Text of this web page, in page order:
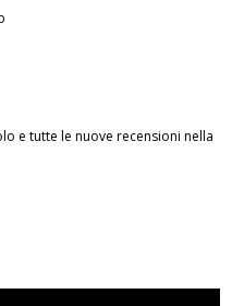
e tutte le nuove recensioni nella